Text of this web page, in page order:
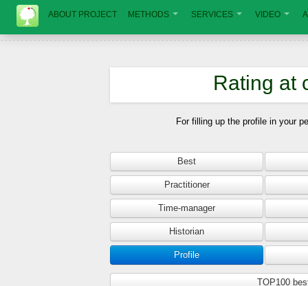
ABOUT PROJECT METHODS SERVICES VIDEO
Rating at
For filling up the profile in your
Best
Practitioner
Time-manager
Historian
Profile
TOP100